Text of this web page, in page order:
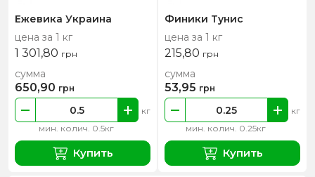
Ежевика Украина
цена за 1 кг
1 301,80 грн
мин. колич. 0.5кг
кг
сумма
650,90 грн
Купить
Финики Тунис
цена за 1 кг
215,80 грн
мин. колич. 0.25кг
кг
сумма
53,95 грн
Купить